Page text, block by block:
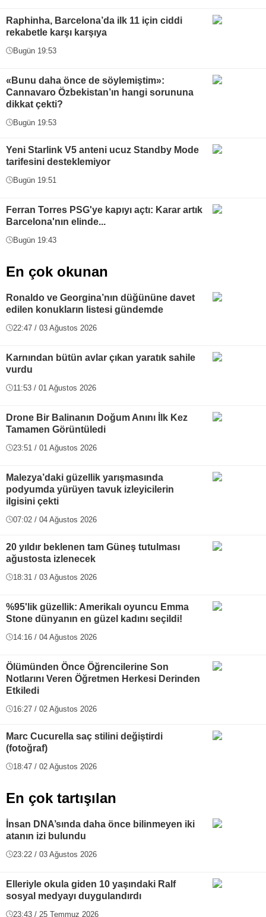
Raphinha, Barcelona’da ilk 11 için ciddi
rekabetle karşı karşıya
Bugün 19:53
«Bunu daha önce de söylemiştim»:
Cannavaro Özbekistan’ın hangi sorununa
dikkat çekti?
Bugün 19:53
Yeni Starlink V5 anteni ucuz Standby Mode
tarifesini desteklemiyor
Bugün 19:51
Ferran Torres PSG'ye kapıyı açtı: Karar artık
Barcelona'nın elinde...
Bugün 19:43
En çok okunan
Ronaldo ve Georgina’nın düğününe davet
edilen konukların listesi gündemde
22:47 / 03 Ağustos 2026
Karnından bütün avlar çıkan yaratık sahile
vurdu
11:53 / 01 Ağustos 2026
Drone Bir Balinanın Doğum Anını İlk Kez
Tamamen Görüntüledi
23:51 / 01 Ağustos 2026
Malezya’daki güzellik yarışmasında
podyumda yürüyen tavuk izleyicilerin
ilgisini çekti
07:02 / 04 Ağustos 2026
20 yıldır beklenen tam Güneş tutulması
ağustosta izlenecek
18:31 / 03 Ağustos 2026
%95'lik güzellik: Amerikalı oyuncu Emma
Stone dünyanın en güzel kadını seçildi!
14:16 / 04 Ağustos 2026
Ölümünden Önce Öğrencilerine Son
Notlarını Veren Öğretmen Herkesi Derinden
Etkiledi
16:27 / 02 Ağustos 2026
Marc Cucurella saç stilini değiştirdi
(fotoğraf)
18:47 / 02 Ağustos 2026
En çok tartışılan
İnsan DNA’sında daha önce bilinmeyen iki
atanın izi bulundu
23:22 / 03 Ağustos 2026
Elleriyle okula giden 10 yaşındaki Ralf
sosyal medyayı duygulandırdı
23:43 / 25 Temmuz 2026